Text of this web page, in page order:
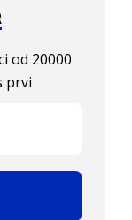
od 20000
prvi